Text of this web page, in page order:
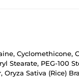
Cyclomethicone,
Stearate, PEG-100
Sativa (Rice)